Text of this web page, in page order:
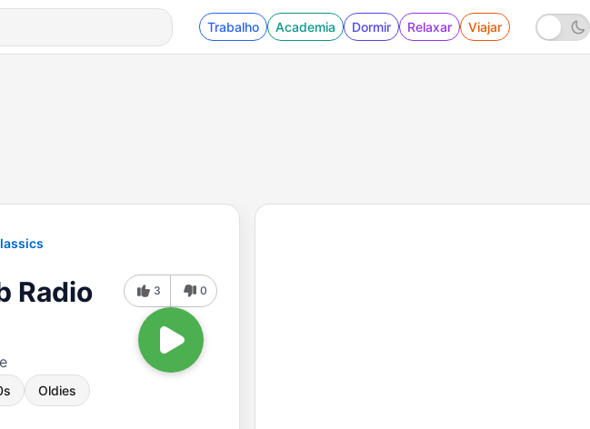
Trabalho Academia Dormir Relaxar Viajar
Radio
Oldies
3 0